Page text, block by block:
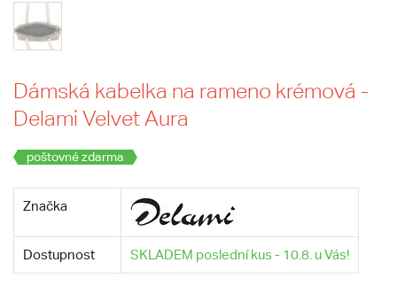
Dámská kabelka na rameno krémová -
Delami Velvet Aura
poštovné zdarma
Značka
Dostupnost SKLADEM poslední kus - 10.8. u Vás!